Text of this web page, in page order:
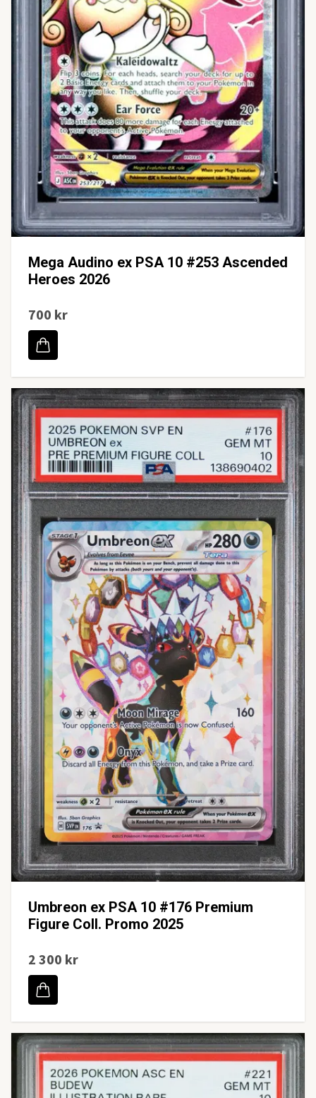
Mega Audino ex PSA 10 #253 Ascended
Heroes 2026
700 kr
Umbreon ex PSA 10 #176 Premium
Figure Coll. Promo 2025
2 300 kr